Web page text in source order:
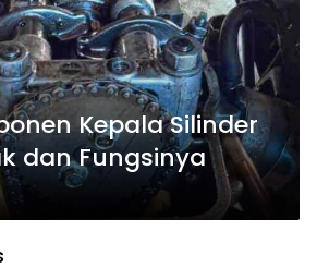
Kepala Silinder
dan Fungsinya